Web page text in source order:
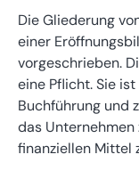
Die Gliederung
einer
vorgeschrieben.
eine Pflicht. Sie
Buchführung und
das
finanziellen Mittel